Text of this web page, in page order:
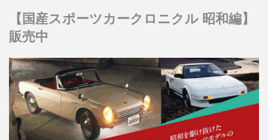
【国産スポーツカークロニクル 昭和編】
販売中